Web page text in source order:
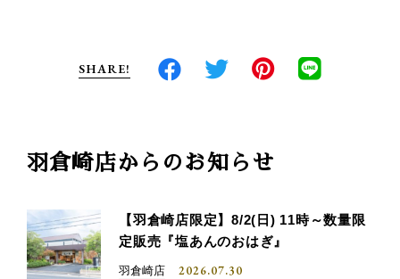
SHARE!
羽倉崎店からのお知らせ
【羽倉崎店限定】8/2(日) 11時～数量限
定販売『塩あんのおはぎ』
羽倉崎店 2026.07.30